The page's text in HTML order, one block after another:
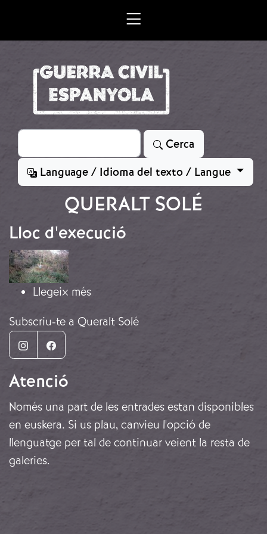
Cerca
Cerca
Language / Idioma del texto / Langue
QUERALT SOLÉ
Lloc d'execució
Imatge
Llegeix méssobre Lloc d'execució
Subscriu-te a Queralt Solé
InstagramFacebook
Atenció
Només una part de les entrades estan disponibles
en euskera. Si us plau, canvieu l'opció de
llenguatge per tal de continuar veient la resta de
galeries.